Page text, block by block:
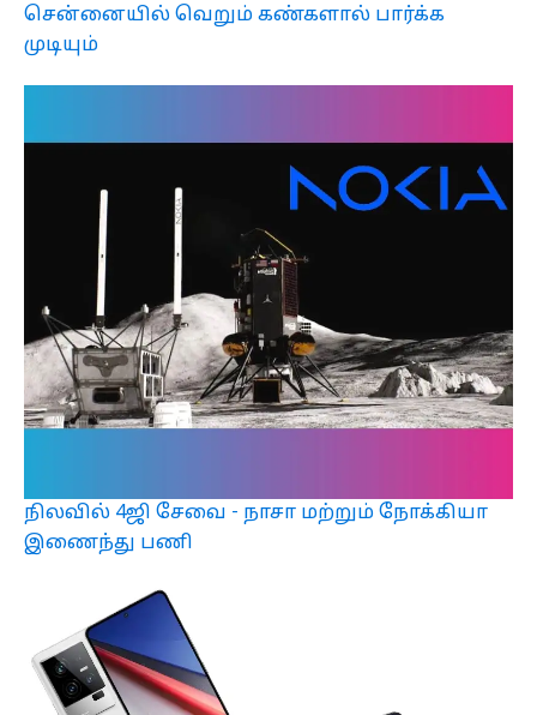
சென்னையில் வெறும் கண்களால் பார்க்க
முடியும்
நிலவில் 4ஜி சேவை - நாசா மற்றும் நோக்கியா
இணைந்து பணி